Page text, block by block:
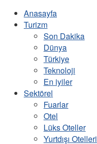
Anasayfa
Turizm
Son Dakika
Dünya
Türkiye
Teknoloji
En iyiler
Sektörel
Fuarlar
Otel
Lüks Oteller
Yurtdışı Otelleri